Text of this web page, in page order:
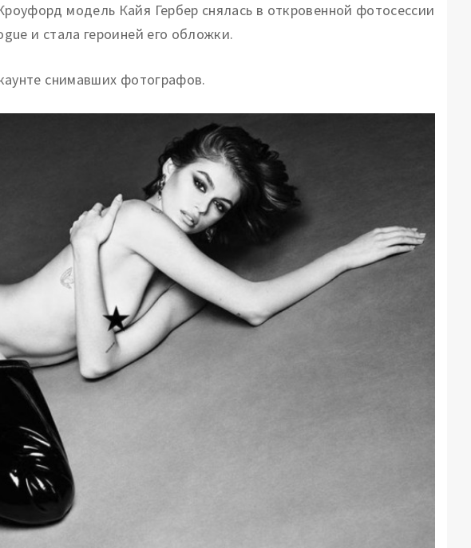
модель Кайя Гербер снялась в откровенной фотосессии
и стала героиней его обложки.
снимавших фотографов.